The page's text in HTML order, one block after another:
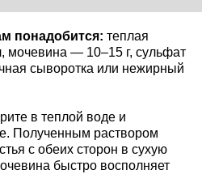
понадобится: теплая
мочевина — 10–15 г, сульфат
сыворотка или нежирный
в теплой воде и
Полученным раствором
с обеих сторон в сухую
быстро восполняет